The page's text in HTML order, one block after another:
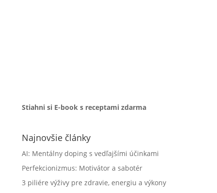
Stiahni si E-book s receptami zdarma
Najnovšie články